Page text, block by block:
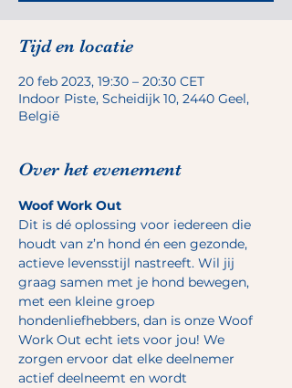
Tijd en locatie
20 feb 2023, 19:30 – 20:30 CET
Indoor Piste, Scheidijk 10, 2440 Geel,
België
Over het evenement
Woof Work Out
Dit is dé oplossing voor iedereen die
houdt van z’n hond én een gezonde,
actieve levensstijl nastreeft. Wil jij
graag samen met je hond bewegen,
met een kleine groep
hondenliefhebbers, dan is onze Woof
Work Out echt iets voor jou! We
zorgen ervoor dat elke deelnemer
actief deelneemt en wordt